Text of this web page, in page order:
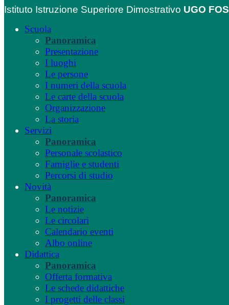
Istituto Istruzione Superiore Dimostrativo UGO
Scuola
Panoramica
Presentazione
I luoghi
Le persone
I numeri della scuola
Le carte della scuola
Organizzazione
La storia
Servizi
Panoramica
Personale scolastico
Famiglie e studenti
Percorsi di studio
Novità
Panoramica
Le notizie
Le circolari
Calendario eventi
Albo online
Didattica
Panoramica
Offerta formativa
Le schede didattiche
I progetti delle classi